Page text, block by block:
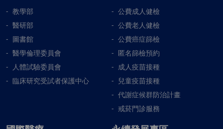
教學部
醫研部
圖書館
醫學倫理委員會
人體試驗委員會
臨床研究受試者保護中心
公費成人健檢
公費老人健檢
公費癌症篩檢
匿名篩檢預約
成人疫苗接種
兒童疫苗接種
代謝症候群防治計畫
戒菸門診服務